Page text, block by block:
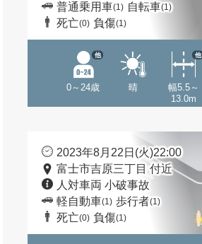
普通乗用車(1) 自転車(1)
死亡(0) 負傷(1)
0～24歳
他
晴
幅5.5～
13.0m
他
2023年8月22日(火)22:00
富士市吉原三丁目 付近
人対車両 小破事故
軽自動車(1) 歩行者(1)
死亡(0) 負傷(1)